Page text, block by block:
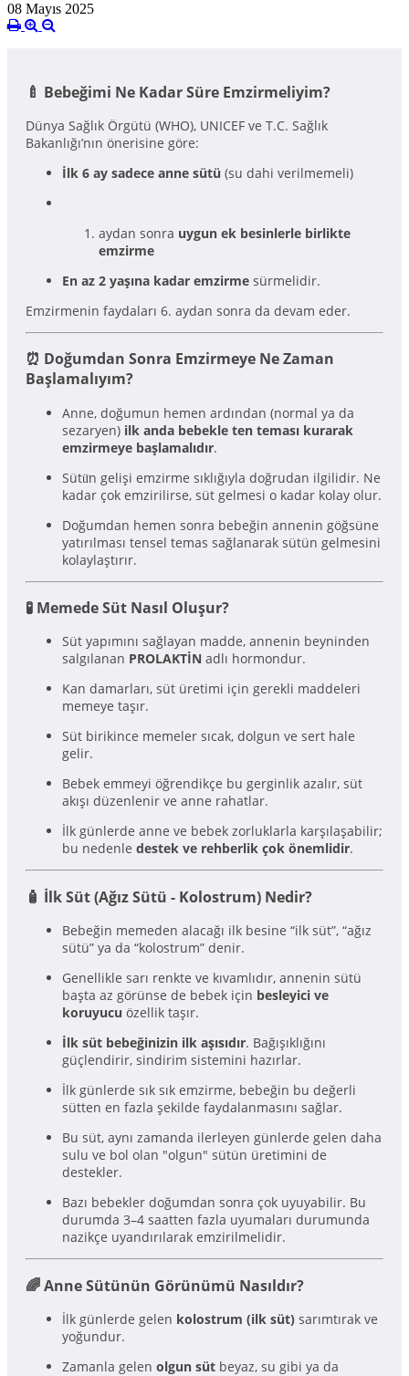
08 Mayıs 2025
🍼 Bebeğimi Ne Kadar Süre Emzirmeliyim?
Dünya Sağlık Örgütü (WHO), UNICEF ve T.C. Sağlık
Bakanlığı’nın önerisine göre:
İlk 6 ay sadece anne sütü (su dahi verilmemeli)
aydan sonra uygun ek besinlerle birlikte
emzirme
En az 2 yaşına kadar emzirme sürmelidir.
Emzirmenin faydaları 6. aydan sonra da devam eder.
⏰ Doğumdan Sonra Emzirmeye Ne Zaman
Başlamalıyım?
Anne, doğumun hemen ardından (normal ya da
sezaryen) ilk anda bebekle ten teması kurarak
emzirmeye başlamalıdır.
Sütü̈n gelişi emzirme sıklığıyla doğrudan ilgilidir. Ne
kadar çok emzirilirse, süt gelmesi o kadar kolay olur.
Doğumdan hemen sonra bebeğin annenin göğsüne
yatırılması tensel temas sağlanarak sütün gelmesini
kolaylaştırır.
🧪 Memede Süt Nasıl Oluşur?
Süt yapımını sağlayan madde, annenin beyninden
salgılanan PROLAKTİN adlı hormondur.
Kan damarları, süt üretimi için gerekli maddeleri
memeye taşır.
Süt birikince memeler sıcak, dolgun ve sert hale
gelir.
Bebek emmeyi öğrendikçe bu gerginlik azalır, süt
akışı düzenlenir ve anne rahatlar.
İlk günlerde anne ve bebek zorluklarla karşılaşabilir;
bu nedenle destek ve rehberlik çok önemlidir.
🧴 İlk Süt (Ağız Sütü - Kolostrum) Nedir?
Bebeğin memeden alacağı ilk besine “ilk süt”, “ağız
sütü” ya da “kolostrum” denir.
Genellikle sarı renkte ve kıvamlıdır, annenin sütü
başta az görünse de bebek için besleyici ve
koruyucu özellik taşır.
İlk süt bebeğinizin ilk aşısıdır. Bağışıklığını
güçlendirir, sindirim sistemini hazırlar.
İlk günlerde sık sık emzirme, bebeğin bu değerli
sütten en fazla şekilde faydalanmasını sağlar.
Bu süt, aynı zamanda ilerleyen günlerde gelen daha
sulu ve bol olan "olgun" sütün üretimini de
destekler.
Bazı bebekler doğumdan sonra çok uyuyabilir. Bu
durumda 3–4 saatten fazla uyumaları durumunda
nazikçe uyandırılarak emzirilmelidir.
🌈 Anne Sütünün Görünümü Nasıldır?
İlk günlerde gelen kolostrum (ilk süt) sarımtırak ve
yoğundur.
Zamanla gelen olgun süt beyaz, su gibi ya da